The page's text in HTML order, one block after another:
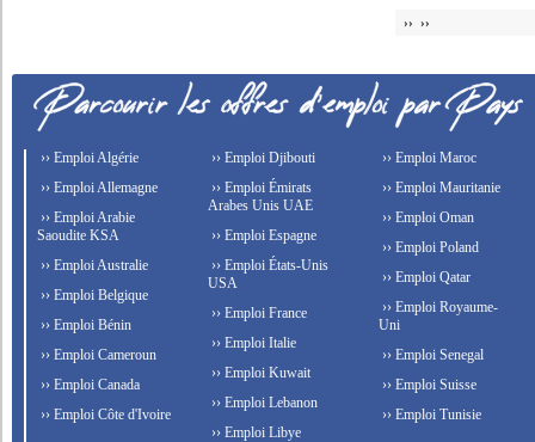
›› ››
›› Emploi Algérie
›› Emploi Allemagne
›› Emploi Arabie
Saoudite KSA
›› Emploi Australie
›› Emploi Belgique
›› Emploi Bénin
›› Emploi Cameroun
›› Emploi Canada
›› Emploi Côte d'Ivoire
›› Emploi Djibouti
›› Emploi Émirats
Arabes Unis UAE
›› Emploi Espagne
›› Emploi États-Unis
USA
›› Emploi France
›› Emploi Italie
›› Emploi Kuwait
›› Emploi Lebanon
›› Emploi Libye
›› Emploi Maroc
›› Emploi Mauritanie
›› Emploi Oman
›› Emploi Poland
›› Emploi Qatar
›› Emploi Royaume-
Uni
›› Emploi Senegal
›› Emploi Suisse
›› Emploi Tunisie